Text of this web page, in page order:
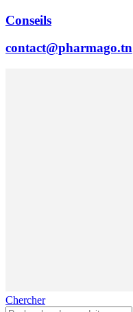
Conseils
contact@pharmago.tn
Chercher